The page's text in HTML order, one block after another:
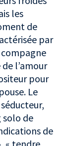
les
de
par
l’amour
pour
Le
solo de
de